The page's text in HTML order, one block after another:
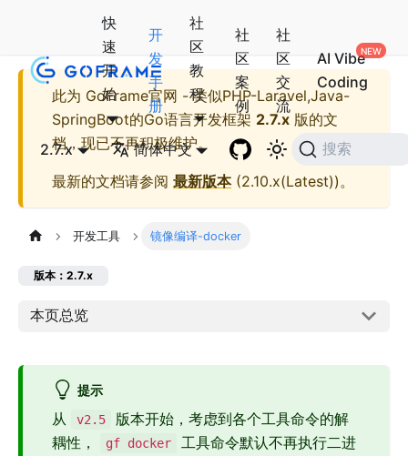
快
速
开
始
开
发
手
册
社
区
教
程
社
区
案
例
社
区
交
流
AI Vibe
Coding
2.7.x 简体中文 搜索
此为 GoFrame官网 - 类似PHP-Laravel,Java-
SpringBoot的Go语言开发框架 2.7.x 版的文
档，现已不再积极维护。
最新的文档请参阅 最新版本(2.10.x(Latest))。
开发工具 镜像编译-docker
版本：2.7.x
本页总览
提示
从 v2.5
版本开始，考虑到各个工具命令的解
耦性，
gf docker
工具命令默认不再执行二进